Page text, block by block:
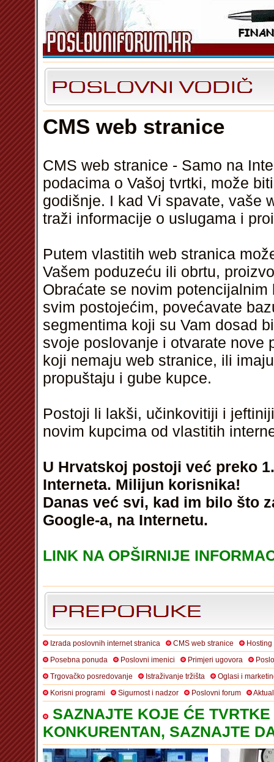
CMS web stranice
CMS web stranice - Samo na
podacima o Vašoj tvrtki, može
godišnje. I kad Vi spavate, vaše
traži informacije o uslugama i
Putem vlastitih web stranica
Vašem poduzeću ili obrtu,
Obraćate se novim
svim postojećim, povećavate
segmentima koji su Vam dosad
svoje poslovanje i otvarate nove
koji nemaju web stranice, ili
propuštaju i gube kupce.
Postoji li lakši, učinkovitiji i
novim kupcima od vlastitih
U Hrvatskoj postoji već preko
Interneta. Milijun korisnika!
Danas već svi, kad im bilo što
Google-a, na Internetu.
LINK NA OPŠIRNIJE
Izrada poslovnih internet stranica CMS web stranice
Posebna ponuda
Poslovni imenici Primjeri ugovora
Trgovačko posredovanje
Istraživanje tržišta
Oglasi i
Korisni programi
Sigurnost i nadzor Poslovni forum
SAZNAJTE KOJE ĆE
KONKURENTAN, SAZNAJTE